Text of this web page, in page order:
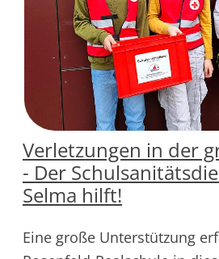
Verletzungen in der
- Der
Selma hilft!
Eine große Unterstützung